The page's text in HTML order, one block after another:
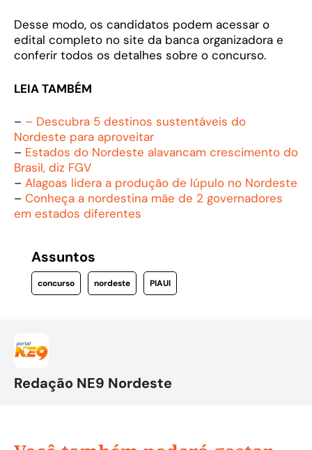
Desse modo, os candidatos podem acessar o
edital completo no site da banca organizadora e
conferir todos os detalhes sobre o concurso.
LEIA TAMBÉM
– – Descubra 5 destinos sustentáveis do
Nordeste para aproveitar
– Estados do Nordeste alavancam crescimento do
Brasil, diz FGV
– Alagoas lidera a produção de lúpulo no Nordeste
– Conheça a nordestina mãe de 2 governadores
em estados diferentes
Assuntos
concurso nordeste PIAUI
Redação NE9 Nordeste